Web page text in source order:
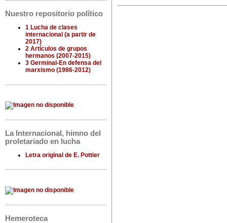
Nuestro repositorio político
1 Lucha de clases
internacional (a partir de
2017)
2 Artículos de grupos
hermanos (2007-2015)
3 Germinal-En defensa del
marxismo (1986-2012)
La Internacional, himno del
proletariado en lucha
Letra original de E. Pottier
Hemeroteca